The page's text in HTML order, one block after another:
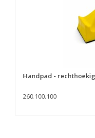
Handpad -
260.100.100